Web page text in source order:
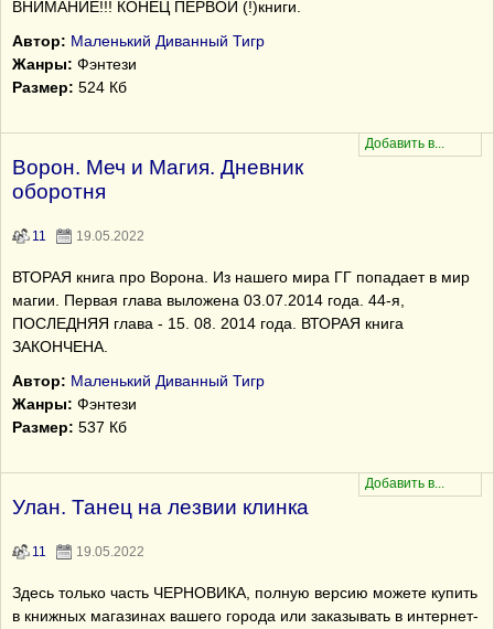
ВНИМАНИЕ!!! КОНЕЦ ПЕРВОЙ (!)книги.
Автор: Маленький Диванный Тигр
Жанры: Фэнтези
Размер: 524 Кб
Ворон. Меч и Магия. Дневник
оборотня
11 19.05.2022
ВТОРАЯ книга про Ворона. Из нашего мира ГГ попадает в мир
магии. Первая глава выложена 03.07.2014 года. 44-я,
ПОСЛЕДНЯЯ глава - 15. 08. 2014 года. ВТОРАЯ книга
ЗАКОНЧЕНА.
Автор: Маленький Диванный Тигр
Жанры: Фэнтези
Размер: 537 Кб
Улан. Танец на лезвии клинка
11 19.05.2022
Здесь только часть ЧЕРНОВИКА, полную версию можете купить
в книжных магазинах вашего города или заказывать в интернет-